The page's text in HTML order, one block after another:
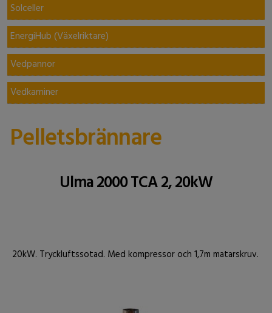
Solceller
EnergiHub (Växelriktare)
Vedpannor
Vedkaminer
Pelletsbrännare
Ulma 2000 TCA 2, 20kW
20kW. Tryckluftssotad. Med kompressor och 1,7m matarskruv.